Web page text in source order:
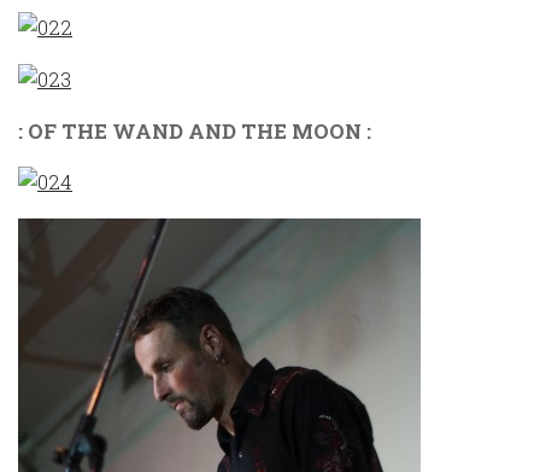
: OF THE WAND AND THE MOON :